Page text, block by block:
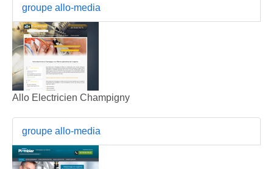
groupe allo-media
Allo Electricien Champigny
groupe allo-media